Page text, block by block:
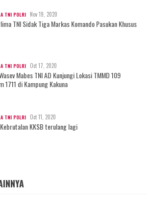
TNI POLRI Nov 19, 2020
TNI Sidak Tiga Markas Komando Pasukan Khusus
TNI POLRI Oct 17, 2020
Mabes TNI AD Kunjungi Lokasi TMMD 109
1711 di Kampung Kakuna
TNI POLRI Oct 11, 2020
KKSB terulang lagi